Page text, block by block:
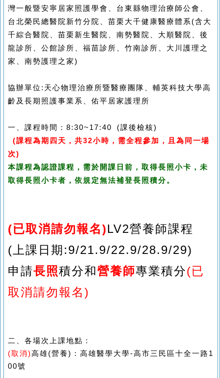
灣一般暨安寧居家照護學會、台東縣物理治療師公會、
台北榮民總醫院新竹分院、苗栗大千健康醫療體系 (含大
千綜合醫院、苗栗新生醫院、南勢醫院、大順醫院、後
龍診所、公館診所、福苗診所、竹南診所、大川護理之
家、南勢護理之家)
協辦單位 : 天心物理治療所暨醫療團隊、輔英科技大學高
齡及長期照護事業系、佑平居家護理所
一、課程時間： 8:30~17:40 (課後檢核)
(課程為期四天，共32小時，需全程參加，且為同一場
次)
本課程為認證課程，需於開課日前，取得長照小卡，未
取得長照小卡者，依規定無法補登長照積分。
(已取消請勿報名)LV2營養師課程
(上課日期:9/21.9/22.9/28.9/29)
申請長照積分和營養師專業積分(已
取消請勿報名)
二、各場次上課地點：
(取消)高雄(營養) ：高雄醫學大學-高市三民區十全一路 1
00號